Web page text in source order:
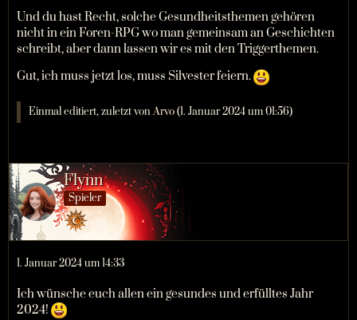
Und du hast Recht, solche Gesundheitsthemen gehören
nicht in ein Foren-RPG wo man gemeinsam an Geschichten
schreibt, aber dann lassen wir es mit den Triggerthemen.
Gut, ich muss jetzt los, muss Silvester feiern.
Einmal editiert, zuletzt vonArvo(1. Januar 2024 um 01:56)
Flynn
Spieler
1. Januar 2024 um 14:33
Ich wünsche euch allen ein gesundes und erfülltes Jahr
2024!